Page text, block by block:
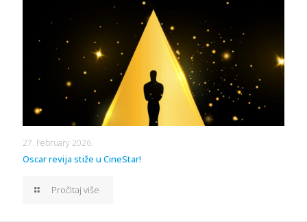
27. February 2026.
Oscar revija stiže u CineStar!
Pročitaj više